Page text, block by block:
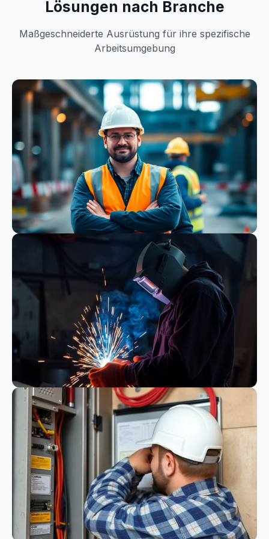
Lösungen nach Branche
Maßgeschneiderte Ausrüstung für ihre spezifische
Arbeitsumgebung
Bauwesen
Schweißen